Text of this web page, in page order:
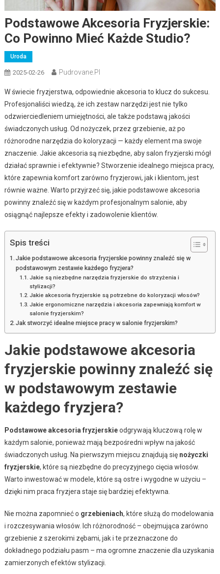
Podstawowe Akcesoria Fryzjerskie:
Co Powinno Mieć Każde Studio?
Uroda
2025-02-26 Pudrovane.pl
W świecie fryzjerstwa, odpowiednie akcesoria to klucz do sukcesu.
Profesjonaliści wiedzą, że ich zestaw narzędzi jest nie tylko
odzwierciedleniem umiejętności, ale także podstawą jakości
świadczonych usług. Od nożyczek, przez grzebienie, aż po
różnorodne narzędzia do koloryzacji — każdy element ma swoje
znaczenie. Jakie akcesoria są niezbędne, aby salon fryzjerski mógł
działać sprawnie i efektywnie? Stworzenie idealnego miejsca pracy,
które zapewnia komfort zarówno fryzjerowi, jak i klientom, jest
równie ważne. Warto przyjrzeć się, jakie podstawowe akcesoria
powinny znaleźć się w każdym profesjonalnym salonie, aby
osiągnąć najlepsze efekty i zadowolenie klientów.
Spis treści
Jakie podstawowe akcesoria fryzjerskie powinny znaleźć się w
podstawowym zestawie każdego fryzjera?
Jakie są niezbędne narzędzia fryzjerskie do strzyżenia i
stylizacji?
Jakie akcesoria fryzjerskie są potrzebne do koloryzacji włosów?
Jakie ergonomiczne narzędzia i akcesoria zapewniają komfort w
salonie fryzjerskim?
Jak stworzyć idealne miejsce pracy w salonie fryzjerskim?
Jakie podstawowe akcesoria
fryzjerskie powinny znaleźć się
w podstawowym zestawie
każdego fryzjera?
Podstawowe akcesoria fryzjerskieodgrywają kluczową rolę w
każdym salonie, ponieważ mają bezpośredni wpływ na jakość
świadczonych usług. Na pierwszym miejscu znajdują się nożyczki
fryzjerskie, które są niezbędne do precyzyjnego cięcia włosów.
Warto inwestować w modele, które są ostre i wygodne w użyciu –
dzięki nim praca fryzjera staje się bardziej efektywna.
Nie można zapomnieć o grzebieniach, które służą do modelowania
i rozczesywania włosów. Ich różnorodność – obejmująca zarówno
grzebienie z szerokimi zębami, jak i te przeznaczone do
dokładnego podziału pasm – ma ogromne znaczenie dla uzyskania
zamierzonych efektów stylizacji.